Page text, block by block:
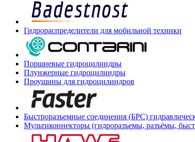
Гидрораспределители для мобильной техники
Поршневые гидроцилиндры
Плунжерные гидроцилиндры
Проушины для гидроцилиндров
Быстроразъемные соединения (БРС)
Мультиконнекторы (гидроразъемы, разъёмы,